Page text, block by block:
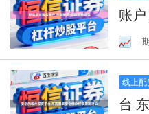
账
线上
台